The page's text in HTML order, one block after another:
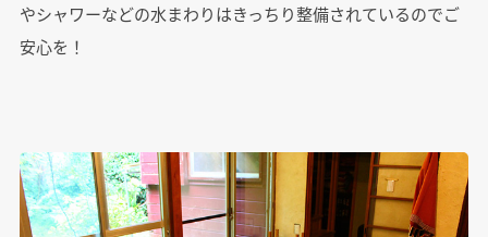
やシャワーなどの水まわりはきっちり整備されているのでご
安心を！